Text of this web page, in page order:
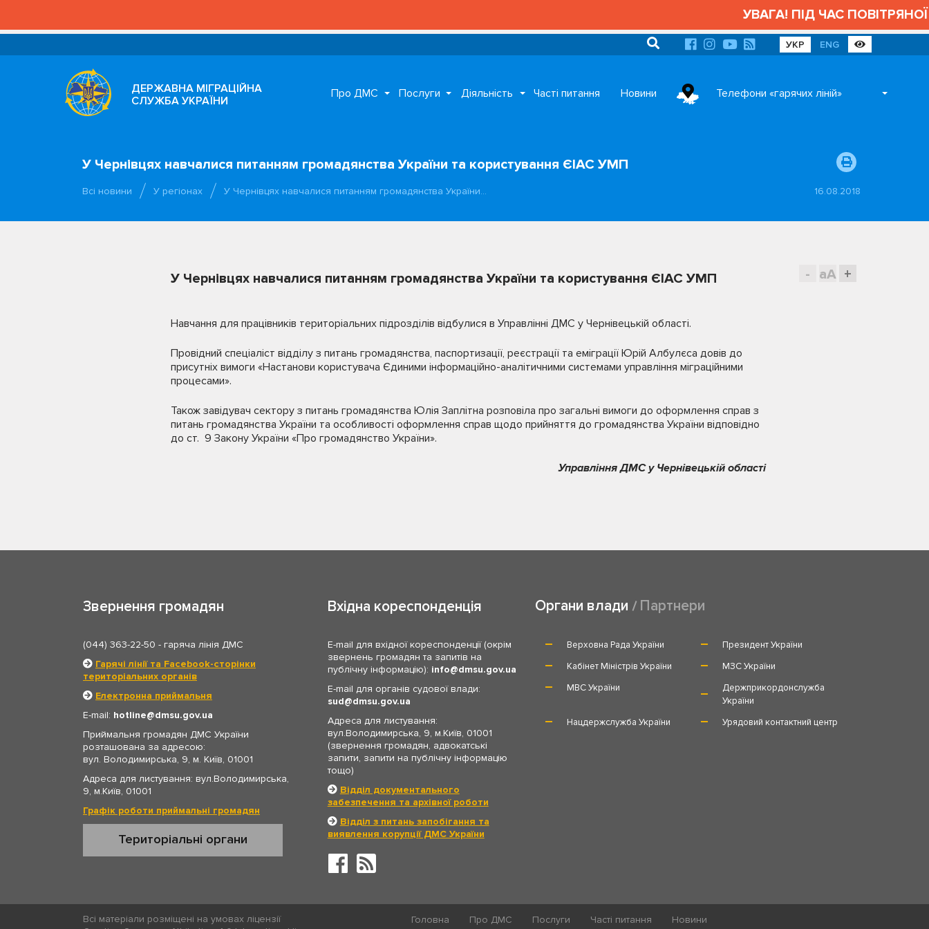
УВАГА! ПІД ЧАС
УКР ENG
ДЕРЖАВНА МІГРАЦІЙНА
СЛУЖБА УКРАЇНИ
Про ДМС Послуги Діяльність Часті питання Новини Телефони «гарячих ліній»
У Чернівцях навчалися питанням громадянства України та користування ЄІАС УМП
Всі новини У регіонах У Чернівцях навчалися питанням громадянства України… 16.08.2018
- aA +
У Чернівцях навчалися питанням громадянства України та користування ЄІАС УМП
Навчання для працівників територіальних підрозділів відбулися в Управлінні ДМС у Чернівецькій області.
Провідний спеціаліст відділу з питань громадянства, паспортизації, реєстрації та еміграції Юрій Албулєса довів до
присутніх вимоги «Настанови користувача Єдиними інформаційно-аналітичними системами управління міграційними
процесами».
Також завідувач сектору з питань громадянства Юлія Заплітна розповіла про загальні вимоги до оформлення справ з
питань громадянства України та особливості оформлення справ щодо прийняття до громадянства України відповідно
до ст. 9 Закону України «Про громадянство України».
Управління ДМС у Чернівецькій області
Звернення громадян
(044) 363-22-50 - гаряча лінія ДМС
Гарячі лінії та Facebook-сторінки
територіальних органів
Електронна приймальня
E-mail: hotline
dmsu.gov.ua
Приймальня громадян ДМС України
розташована за адресою:
вул. Володимирська, 9, м. Київ, 01001
Адреса для листування: вул.Володимирська,
9, м.Київ, 01001
Графік роботи приймальні громадян
Територіальні органи
Вхідна кореспонденція
E-mail для вхідної кореспонденції (окрім
звернень громадян та запитів на
публічну інформацію): info
dmsu.gov.ua
E-mail для органів судової влади:
sud
dmsu.gov.ua
Адреса для листування:
вул.Володимирська, 9, м.Київ, 01001
(звернення громадян, адвокатські
запити, запити на публічну інформацію
тощо)
Відділ документального
забезпечення та архівної роботи
Відділ з питань запобігання та
виявлення корупції ДМС України
Органи влади Партнери
Верховна Рада України
Президент України
Кабінет Міністрів України
МЗС України
МВС України
Держприкордонслужба
України
Нацдержслужба України
Урядовий контактний центр
Головна Про ДМС Послуги Часті питання Новини
Всі матеріали розміщені на умовах ліцензії